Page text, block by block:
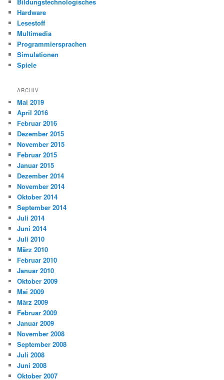
Bildungstechnologisches
Hardware
Lesestoff
Multimedia
Programmiersprachen
Simulationen
Spiele
ARCHIV
Mai 2019
April 2016
Februar 2016
Dezember 2015
November 2015
Februar 2015
Januar 2015
Dezember 2014
November 2014
Oktober 2014
September 2014
Juli 2014
Juni 2014
Juli 2010
März 2010
Februar 2010
Januar 2010
Oktober 2009
Mai 2009
März 2009
Februar 2009
Januar 2009
November 2008
September 2008
Juli 2008
Juni 2008
Oktober 2007